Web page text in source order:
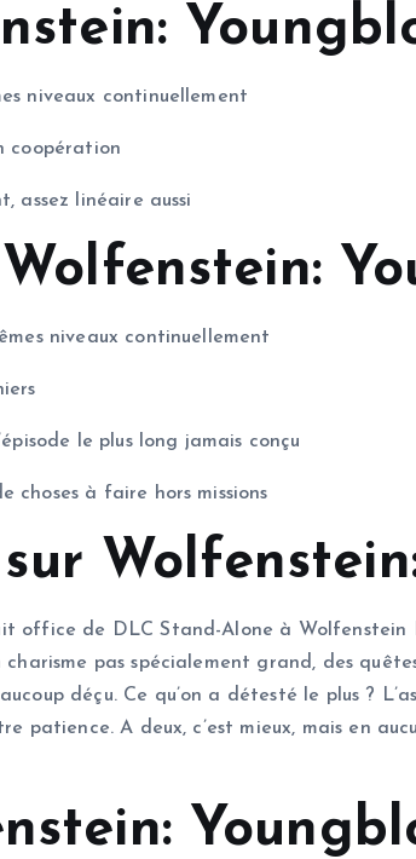
niveaux continuellement
coopération
assez linéaire aussi
niveaux continuellement
le plus long jamais conçu
choses à faire hors missions
office de DLC Stand-Alone à Wolfenstein
pas spécialement grand, des
déçu. Ce qu’on a détesté le plus ?
patience. A deux, c’est mieux, mais en